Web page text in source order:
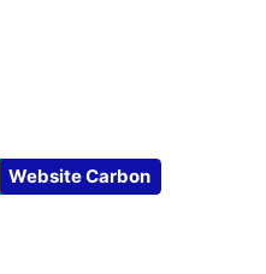
Website Carbon